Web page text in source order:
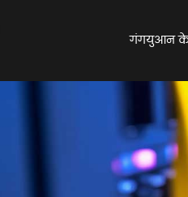
गंगयुआन के